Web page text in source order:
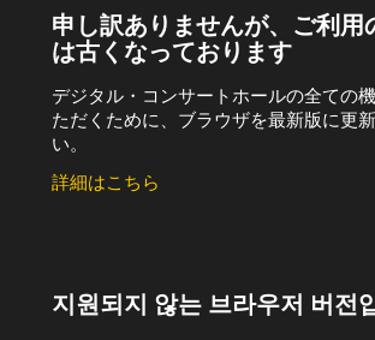
申し訳ありませんが、ご利用
は古くなっております
デジタル・コンサートホールの全ての
ただくために、ブラウザを最新版に更
い。
詳細はこちら
지원되지 않는 브라우저 버전